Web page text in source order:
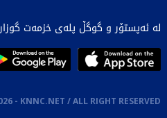
لە ئەپستۆر و گوگڵ پلەی خزمەت
- KNNC.NET / ALL RIGHT RESERVED